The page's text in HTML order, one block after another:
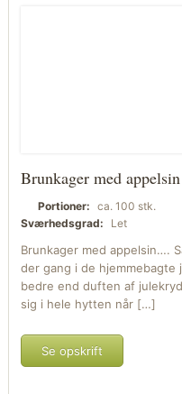
Brunkager med appelsin
Portioner: ca. 100 stk.
Sværhedsgrad:
Let
Brunkager med appelsin….
der gang i de hjemmebagte
bedre end duften af
sig i hele hytten når […]
Se opskrift